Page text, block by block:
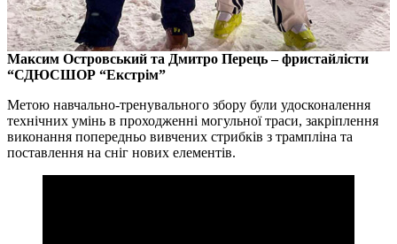
Максим Островський та Дмитро Перець – фристайлісти
“СДЮСШОР “Екстрім”
Метою навчально-тренувального збору були удосконалення
технічних умінь в проходженні могульної траси, закріплення
виконання попередньо вивчених стрибків з трампліна та
поставлення на сніг нових елементів.